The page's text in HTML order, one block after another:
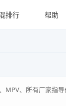
排行 帮助
、所有厂家指